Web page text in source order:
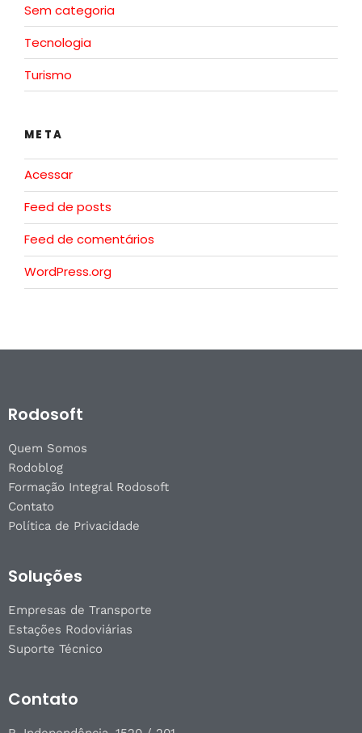
Sem categoria
Tecnologia
Turismo
META
Acessar
Feed de posts
Feed de comentários
WordPress.org
Rodosoft
Quem Somos
Rodoblog
Formação Integral Rodosoft
Contato
Política de Privacidade
Soluções
Empresas de Transporte
Estações Rodoviárias
Suporte Técnico
Contato